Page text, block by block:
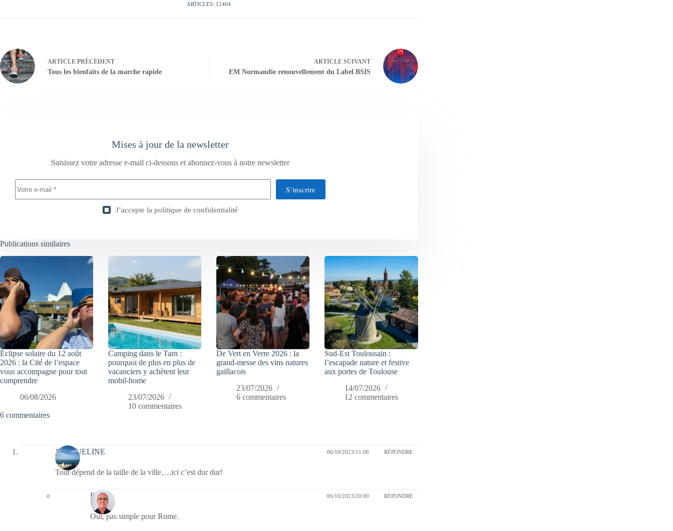
ARTICLES: 12404
ARTICLE PRÉCÉDENT
Tous les bienfaits de la marche rapide
ARTICLESUIVANT
EM Normandie renouvellement du Label BSIS
Mises à jour de la newsletter
Saisissez votre adresse e-mail ci-dessous et abonnez-vous à notre newsletter
S’inscrire
J’accepte la politique de confidentialité
Publications similaires
Éclipse solaire du 12 août
2026 : la Cité de l’espace
vous accompagne pour tout
comprendre
06/08/2026
Camping dans le Tarn :
pourquoi de plus en plus de
vacanciers y achètent leur
mobil-home
23/07/2026
10 commentaires
De Vert en Verre 2026 : la
grand-messe des vins natures
gaillacois
23/07/2026
6 commentaires
Sud-Est Toulousain :
l’escapade nature et festive
aux portes de Toulouse
14/07/2026
12 commentaires
6 commentaires
JACQUELINE 06/10/2023/11:06 RÉPONDRE
Tout dépend de la taille de la ville….ici c’est dur dur!
Bernie 06/10/2023/20:00 RÉPONDRE
Oui, pas simple pour Rome.